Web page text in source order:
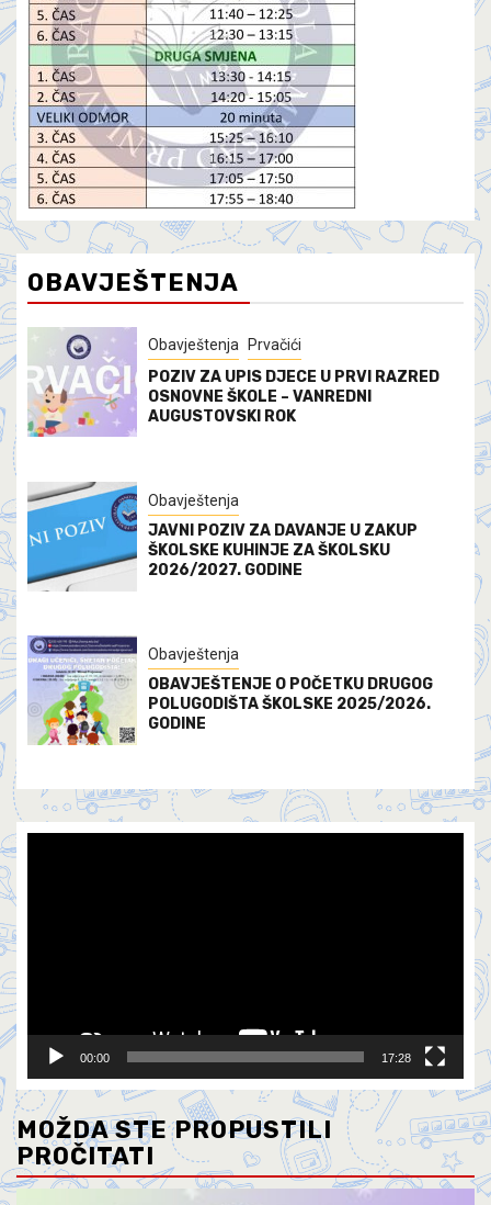
OBAVJEŠTENJA
Obavještenja Prvačići
POZIV ZA UPIS DJECE U PRVI RAZRED
OSNOVNE ŠKOLE – VANREDNI
AUGUSTOVSKI ROK
Obavještenja
JAVNI POZIV ZA DAVANJE U ZAKUP
ŠKOLSKE KUHINJE ZA ŠKOLSKU
2026/2027. GODINE
Obavještenja
OBAVJEŠTENJE O POČETKU DRUGOG
POLUGODIŠTA ŠKOLSKE 2025/2026.
GODINE
00:00 17:28
MOŽDA STE PROPUSTILI
PROČITATI